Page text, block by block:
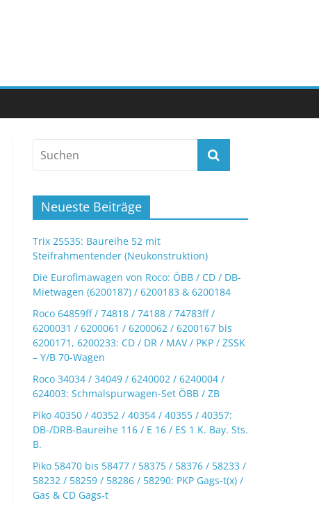
Neueste Beiträge
Trix 25535: Baureihe 52 mit
Steifrahmentender (Neukonstruktion)
Die Eurofimawagen von Roco: ÖBB / CD / DB-
Mietwagen (6200187) / 6200183 & 6200184
Roco 64859ff / 74818 / 74188 / 74783ff /
6200031 / 6200061 / 6200062 / 6200167 bis
6200171, 6200233: CD / DR / MAV / PKP / ZSSK
– Y/B 70-Wagen
Roco 34034 / 34049 / 6240002 / 6240004 /
624003: Schmalspurwagen-Set ÖBB / ZB
Piko 40350 / 40352 / 40354 / 40355 / 40357:
DB-/DRB-Baureihe 116 / E 16 / ES 1 K. Bay. Sts.
B.
Piko 58470 bis 58477 / 58375 / 58376 / 58233 /
58232 / 58259 / 58286 / 58290: PKP Gags-t(x) /
Gas & CD Gags-t